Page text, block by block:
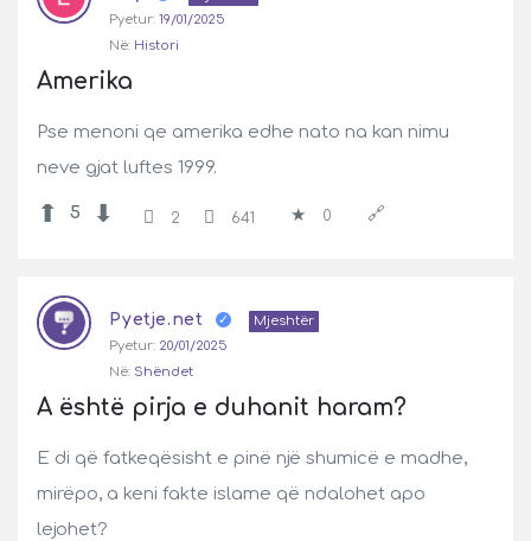
Pyetur: 19/01/2025
Në: Histori
Amerika
Pse menoni qe amerika edhe nato na kan nimu
neve gjat luftes 1999.
5 2 641 0
Pyetje.net
Mjeshtër
Pyetur: 20/01/2025
Në: Shëndet
A është pirja e duhanit haram?
E di që fatkeqësisht e pinë një shumicë e madhe,
mirëpo, a keni fakte islame që ndalohet apo
lejohet?